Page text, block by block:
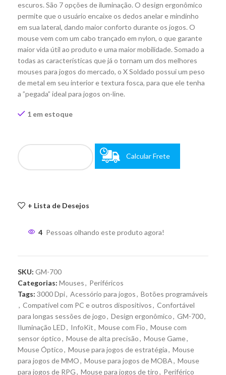
escuros. São 7 opções de iluminação. O design ergonômico
permite que o usuário encaixe os dedos anelar e mindinho
em sua lateral, dando maior conforto durante os jogos. O
mouse vem com um cabo trançado em nylon, o que garante
maior vida útil ao produto e uma maior mobilidade. Somado a
todas as características que já o tornam um dos melhores
mouses para jogos do mercado, o X Soldado possui um peso
de metal em seu interior e textura fosca, para que ele tenha
a ”pegada” ideal para jogos on-line.
1 em estoque
Calcular Frete
+ Lista de Desejos
4 Pessoas olhando este produto agora!
SKU: GM-700
Categorias: Mouses, Periféricos
Tags: 3000 Dpi, Acessório para jogos, Botões programáveis
, Compatível com PC e outros dispositivos, Confortável
para longas sessões de jogo, Design ergonômico, GM-700,
Iluminação LED, InfoKit, Mouse com Fio, Mouse com
sensor óptico, Mouse de alta precisão, Mouse Game,
Mouse Óptico, Mouse para jogos de estratégia, Mouse
para jogos de MMO, Mouse para jogos de MOBA, Mouse
para jogos de RPG, Mouse para jogos de tiro, Periférico